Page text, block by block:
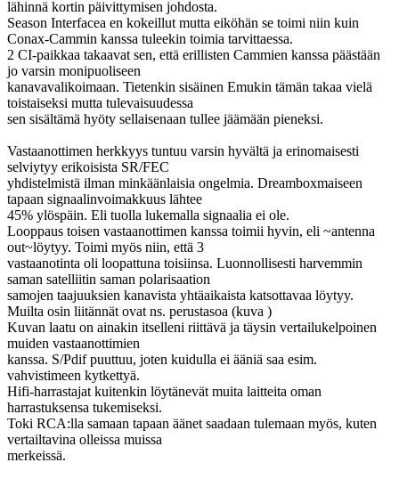
lähinnä kortin päivittymisen johdosta.
Season Interfacea en kokeillut mutta eiköhän se toimi niin kuin
Conax-Cammin kanssa tuleekin toimia tarvittaessa.
2 CI-paikkaa takaavat sen, että erillisten Cammien kanssa päästään
jo varsin monipuoliseen
kanavavalikoimaan. Tietenkin sisäinen Emukin tämän takaa vielä
toistaiseksi mutta tulevaisuudessa
sen sisältämä hyöty sellaisenaan tullee jäämään pieneksi.
Vastaanottimen herkkyys tuntuu varsin hyvältä ja erinomaisesti
selviytyy erikoisista SR/FEC
yhdistelmistä ilman minkäänlaisia ongelmia. Dreamboxmaiseen
tapaan signaalinvoimakkuus lähtee
45% ylöspäin. Eli tuolla lukemalla signaalia ei ole.
Looppaus toisen vastaanottimen kanssa toimii hyvin, eli ~antenna
out~löytyy. Toimi myös niin, että 3
vastaanotinta oli loopattuna toisiinsa. Luonnollisesti harvemmin
saman satelliitin saman polarisaation
samojen taajuuksien kanavista yhtäaikaista katsottavaa löytyy.
Muilta osin liitännät ovat ns. perustasoa (kuva )
Kuvan laatu on ainakin itselleni riittävä ja täysin vertailukelpoinen
muiden vastaanottimien
kanssa. S/Pdif puuttuu, joten kuidulla ei ääniä saa esim.
vahvistimeen kytkettyä.
Hifi-harrastajat kuitenkin löytänevät muita laitteita oman
harrastuksensa tukemiseksi.
Toki RCA:lla samaan tapaan äänet saadaan tulemaan myös, kuten
vertailtavina olleissa muissa
merkeissä.